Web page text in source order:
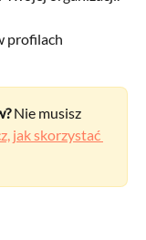
profilach
Nie musisz
jak skorzystać